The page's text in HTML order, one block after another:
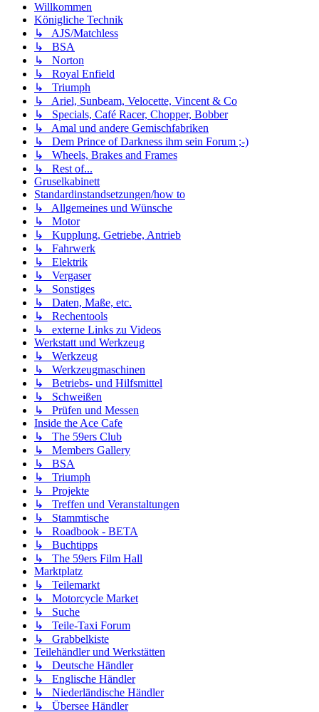
Willkommen
Königliche Technik
↳ AJS/Matchless
↳ BSA
↳ Norton
↳ Royal Enfield
↳ Triumph
↳ Ariel, Sunbeam, Velocette, Vincent & Co
↳ Specials, Café Racer, Chopper, Bobber
↳ Amal und andere Gemischfabriken
↳ Dem Prince of Darkness ihm sein Forum ;-)
↳ Wheels, Brakes and Frames
↳ Rest of...
Gruselkabinett
Standardinstandsetzungen/how to
↳ Allgemeines und Wünsche
↳ Motor
↳ Kupplung, Getriebe, Antrieb
↳ Fahrwerk
↳ Elektrik
↳ Vergaser
↳ Sonstiges
↳ Daten, Maße, etc.
↳ Rechentools
↳ externe Links zu Videos
Werkstatt und Werkzeug
↳ Werkzeug
↳ Werkzeugmaschinen
↳ Betriebs- und Hilfsmittel
↳ Schweißen
↳ Prüfen und Messen
Inside the Ace Cafe
↳ The 59ers Club
↳ Members Gallery
↳ BSA
↳ Triumph
↳ Projekte
↳ Treffen und Veranstaltungen
↳ Stammtische
↳ Roadbook - BETA
↳ Buchtipps
↳ The 59ers Film Hall
Marktplatz
↳ Teilemarkt
↳ Motorcycle Market
↳ Suche
↳ Teile-Taxi Forum
↳ Grabbelkiste
Teilehändler und Werkstätten
↳ Deutsche Händler
↳ Englische Händler
↳ Niederländische Händler
↳ Übersee Händler